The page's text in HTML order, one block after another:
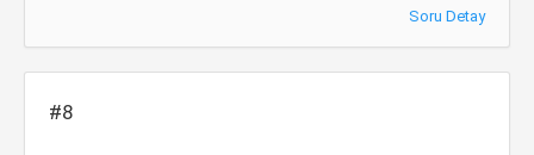
Soru Detay
#8